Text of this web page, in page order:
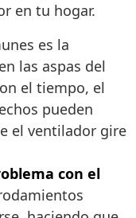
en tu hogar.
es la
en las aspas del
el tiempo, el
pueden
el ventilador gire
con el